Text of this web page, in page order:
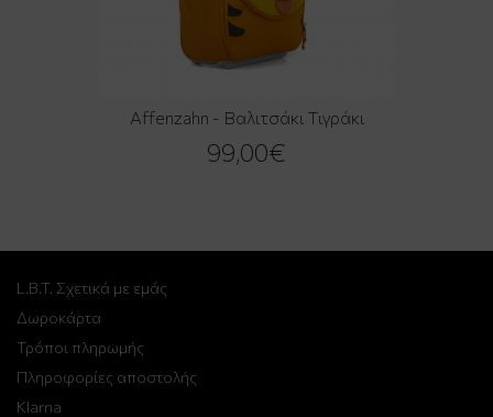
Affenzahn - Βαλιτσάκι Τιγράκι
99,00€
L.B.T. Σχετικά με εμάς
Δωροκάρτα
Τρόποι πληρωμής
Πληροφορίες αποστολής
Klarna